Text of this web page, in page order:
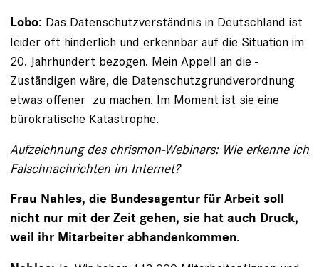
Lobo: Das Datenschutzverständnis in Deutschland ist
leider oft hinderlich und erkennbar auf die Situation im
20. Jahrhundert bezogen. Mein Appell an die ­
Zuständigen wäre, die Datenschutzgrundverordnung
etwas offener ­ zu machen. Im Moment ist sie eine
bürokratische ­Katas­trophe.
Aufzeichnung des chrismon-Webinars: Wie erkenne ich
Falschnachrichten im Internet?
Frau Nahles, die Bundesagentur für Arbeit soll
nicht nur mit der Zeit gehen, sie hat auch Druck,
weil ihr ­Mitarbeiter abhandenkommen.